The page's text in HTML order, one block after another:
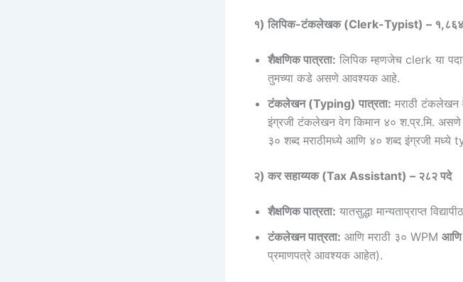
१) लिपिक-टंकलेखक (Clerk-Typist) –
शैक्षणिक पात्रता: लिपिक म्हणजेच clerk या
तुमच्या कडे असणे आवश्यक आहे.
टंकलेखन (Typing) पात्रता: मराठी टंकलेखन
इंग्रजी टंकलेखन वेग किमान ४० श.प्र.मि.
३० शब्द मराठीमध्ये आणि ४० शब्द इंग्रजी मध्ये
२) कर सहाय्यक (Tax Assistant) – २८२ पदे
शैक्षणिक पात्रता: यातसुद्धा मान्यताप्राप्त
टंकलेखन पात्रता: आणि मराठी ३० WPM आणि
प्रमाणपत्रे आवश्यक आहेत).